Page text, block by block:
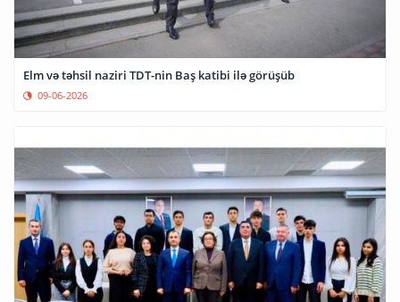
Elm və təhsil naziri TDT-nin Baş katibi ilə görüşüb
09-06-2026